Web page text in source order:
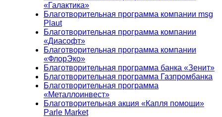
«Галактика»
Благотворительная программа компании msg
Plaut
Благотворительная программа компании
«Диасофт»
Благотворительная программа компании
«ФлорЭко»
Благотворительная программа банка «Зенит»
Благотворительная программа Газпромбанка
Благотворительная программа
«Металлоинвест»
Благотворительная акция «Капля помощи»
Parle Market